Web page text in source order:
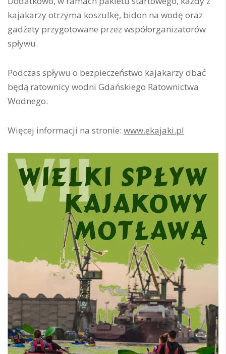
kajakarzy otrzyma koszulkę, bidon na wodę oraz
gadżety przygotowane przez współorganizatorów
spływu.
Podczas spływu o bezpieczeństwo kajakarzy dbać
będą ratownicy wodni Gdańskiego Ratownictwa
Wodnego.
Więcej informacji na stronie: www.ekajaki.pl